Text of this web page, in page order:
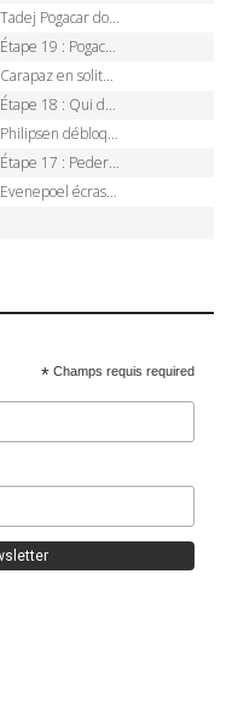
5e victoire, record de Pantani pulvérisé
enfin dompter l’Alpe d’Huez ?
Peintre à un point du maillot à pois
première marche vers l’Alpe d’Huez ?
Pedersen en danger pour le maillot vert
le maillot vert à Voiron ?
Seixas 4e, Lipowitz abandonne
* Champs requis required